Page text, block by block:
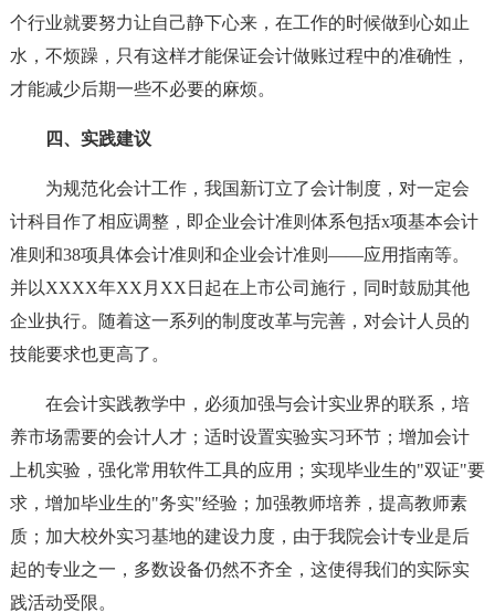
个行业就要努力让自己静下心来，在工作的时候做到心如止
水，不烦躁，只有这样才能保证会计做账过程中的准确性，
才能减少后期一些不必要的麻烦。
四、实践建议
为规范化会计工作，我国新订立了会计制度，对一定会
计科目作了相应调整，即企业会计准则体系包括x项基本会计
准则和38项具体会计准则和企业会计准则——应用指南等。
并以XXXX年XX月XX日起在上市公司施行，同时鼓励其他
企业执行。随着这一系列的制度改革与完善，对会计人员的
技能要求也更高了。
在会计实践教学中，必须加强与会计实业界的联系，培
养市场需要的会计人才；适时设置实验实习环节；增加会计
上机实验，强化常用软件工具的应用；实现毕业生的"双证"要
求，增加毕业生的"务实"经验；加强教师培养，提高教师素
质；加大校外实习基地的建设力度，由于我院会计专业是后
起的专业之一，多数设备仍然不齐全，这使得我们的实际实
践活动受限。